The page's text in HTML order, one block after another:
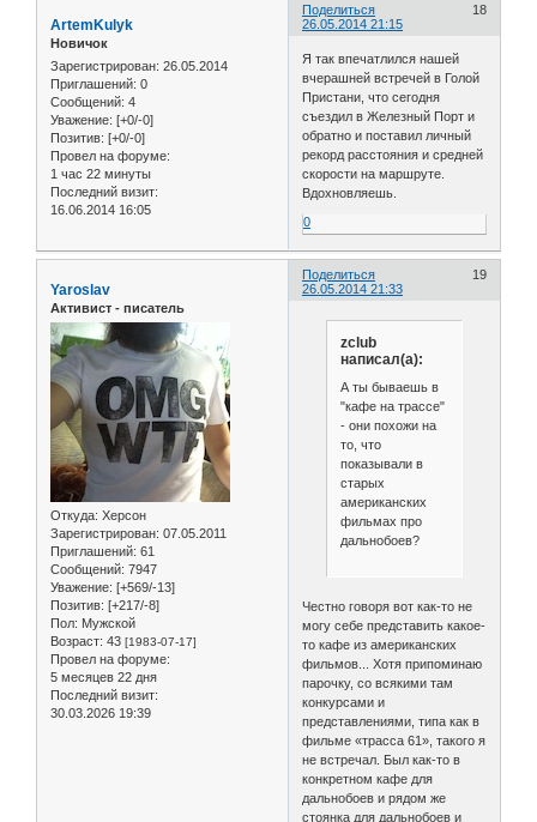
Поделиться
18
26.05.2014 21:15
ArtemKulyk
Новичок
Зарегистрирован: 26.05.2014
Приглашений: 0
Сообщений: 4
Уважение: [+0/-0]
Позитив: [+0/-0]
Провел на форуме:
1 час 22 минуты
Последний визит:
16.06.2014 16:05
Я так впечатлился нашей
вчерашней встречей в Голой
Пристани, что сегодня
съездил в Железный Порт и
обратно и поставил личный
рекорд расстояния и средней
скорости на маршруте.
Вдохновляешь.
0
Поделиться
19
26.05.2014 21:33
Yaroslav
Активист - писатель
Откуда: Херсон
Зарегистрирован: 07.05.2011
Приглашений: 61
Сообщений: 7947
Уважение: [+569/-13]
Позитив: [+217/-8]
Пол: Мужской
Возраст: 43 [1983-07-17]
Провел на форуме:
5 месяцев 22 дня
Последний визит:
30.03.2026 19:39
zclub
написал(а):
А ты бываешь в
"кафе на трассе"
- они похожи на
то, что
показывали в
старых
американских
фильмах про
дальнобоев?
Честно говоря вот как-то не
могу себе представить какое-
то кафе из американских
фильмов... Хотя припоминаю
парочку, со всякими там
конкурсами и
представлениями, типа как в
фильме «трасса 61», такого я
не встречал. Был как-то в
конкретном кафе для
дальнобоев и рядом же
стоянка для дальнобоев и